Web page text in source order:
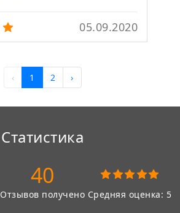
05.09.2020
‹ 1 2 ›
Статистика
40
Отзывов получено Средняя оценка: 5